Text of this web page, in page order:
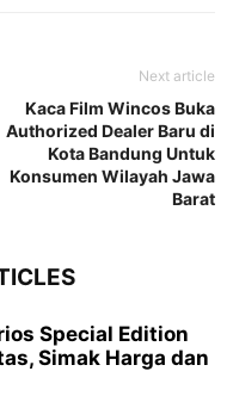
Next article
Kaca Film Wincos Buka
Authorized Dealer Baru di
Kota Bandung Untuk
Konsumen Wilayah Jawa
Barat
Special Edition
Simak Harga dan